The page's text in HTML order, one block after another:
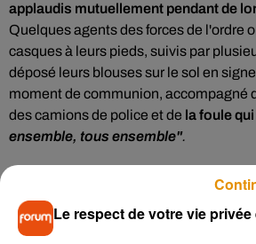
applaudis mutuellement pendant de
Quelques agents des forces de l'ordre
casques à leurs pieds, suivis par
déposé leurs blouses sur le sol en
moment de communion, accompagné
des camions de police et de la foule
ensemble, tous ensemble".
Le respect de votre vie